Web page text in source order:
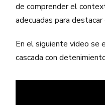
de comprender el
adecuadas para
En el siguiente video se
cascada con